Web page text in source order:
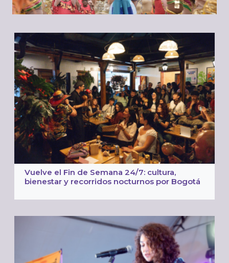
Vuelve el Fin de Semana 24/7: cultura,
bienestar y recorridos nocturnos por Bogotá